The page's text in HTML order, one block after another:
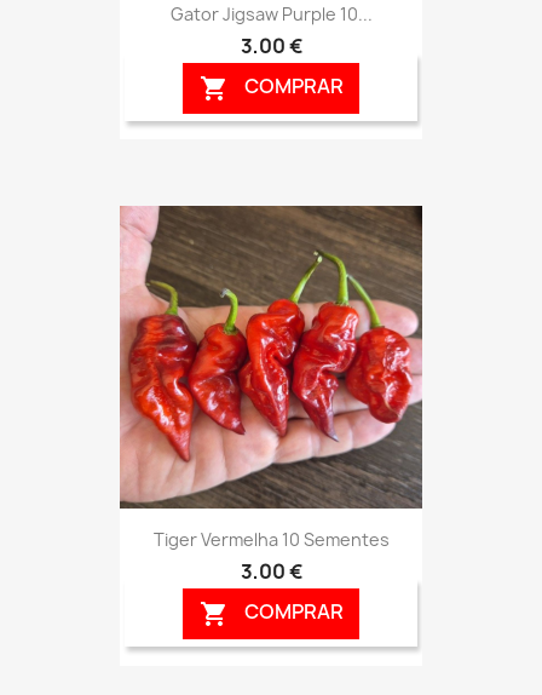
Gator Jigsaw Purple 10...
3,00 €
 COMPRAR
Tiger Vermelha 10 Sementes
3,00 €
 COMPRAR